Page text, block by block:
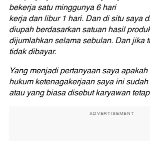
bekerja satu minggunya 6 hari
kerja dan libur 1 hari. Dan di situ saya
diupah berdasarkan satuan hasil
dijumlahkan selama sebulan. Dan jika
tidak dibayar.
Yang menjadi pertanyaan saya
hukum ketenagakerjaan saya ini
atau yang biasa disebut karyawan
ADVERTISEMENT